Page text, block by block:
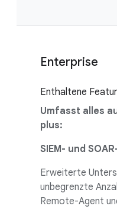
Enterprise
Enthaltene
Umfasst alles
plus:
SIEM- und
Erweiterte
unbegrenzte
Remote-Agent